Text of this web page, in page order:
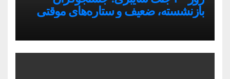
بازنشسته، ضعیف و ستاره‌های موقتی